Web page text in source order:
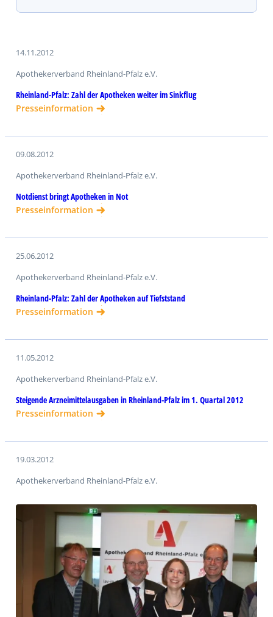
14.11.2012
Apothekerverband Rheinland-Pfalz e.V.
Rheinland-Pfalz: Zahl der Apotheken weiter im Sinkflug
Presseinformation
09.08.2012
Apothekerverband Rheinland-Pfalz e.V.
Notdienst bringt Apotheken in Not
Presseinformation
25.06.2012
Apothekerverband Rheinland-Pfalz e.V.
Rheinland-Pfalz: Zahl der Apotheken auf Tiefststand
Presseinformation
11.05.2012
Apothekerverband Rheinland-Pfalz e.V.
Steigende Arzneimittelausgaben in Rheinland-Pfalz im 1. Quartal 2012
Presseinformation
19.03.2012
Apothekerverband Rheinland-Pfalz e.V.